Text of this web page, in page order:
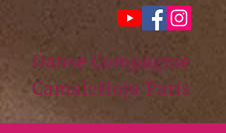
Danse Compagnie
CamaleHoju Paris